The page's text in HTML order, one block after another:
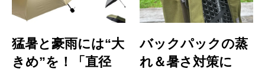
猛暑と豪雨には“大
きめ”を！「直径
バックパックの蒸
れ＆暑さ対策に